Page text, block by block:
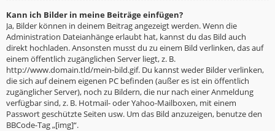
Kann ich Bilder in meine Beiträge einfügen?
Ja, Bilder können in deinem Beitrag angezeigt werden. Wenn die
Administration Dateianhänge erlaubt hat, kannst du das Bild auch
direkt hochladen. Ansonsten musst du zu einem Bild verlinken, das auf
einem öffentlich zugänglichen Server liegt, z. B.
http://www.domain.tld/mein-bild.gif. Du kannst weder Bilder verlinken,
die sich auf deinem eigenen PC befinden (außer es ist ein öffentlich
zugänglicher Server), noch zu Bildern, die nur nach einer Anmeldung
verfügbar sind, z. B. Hotmail- oder Yahoo-Mailboxen, mit einem
Passwort geschützte Seiten usw. Um das Bild anzuzeigen, benutze den
BBCode-Tag „[img]“.